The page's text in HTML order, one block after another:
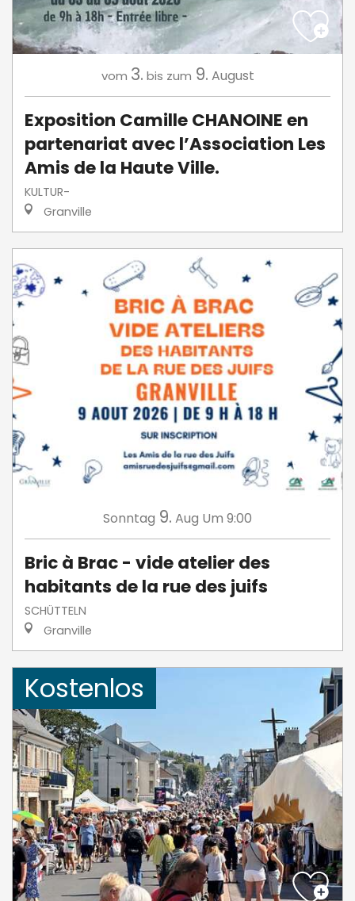
vom 3. bis zum 9. August
Exposition Camille CHANOINE en
partenariat avec l’Association Les
Amis de la Haute Ville.
KULTUR-
Granville
Sonntag 9. Aug Um 9:00
Bric à Brac - vide atelier des
habitants de la rue des juifs
SCHÜTTELN
Granville
Kostenlos